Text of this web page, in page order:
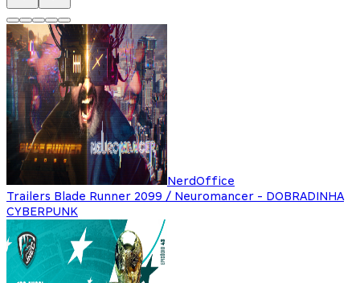
NerdOffice
Trailers Blade Runner 2099 / Neuromancer - DOBRADINHA
CYBERPUNK